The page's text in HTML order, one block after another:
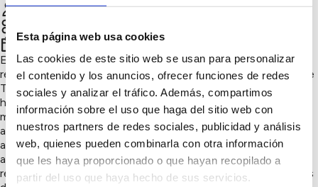
Esta página web usa cookies
Las cookies de este sitio web se usan para personalizar
el contenido y los anuncios, ofrecer funciones de redes
sociales y analizar el tráfico. Además, compartimos
información sobre el uso que haga del sitio web con
nuestros partners de redes sociales, publicidad y análisis
web, quienes pueden combinarla con otra información
que les haya proporcionado o que hayan recopilado a
partir del uso que haya hecho de sus servicios.
Comunicación Apadrinaunolivo.org
Chatear
4º trimestre 2023
El propósito en Apadrinaunolivo.org nace con el fin de
recuperar 100.000 olivos abandonados en Oliete, provincia de
Teruel. Debido al éxodo rural actualmente cuenta con 360
habitantes. El propósito de desarrollo rural se basa en un
modelo innovador, solidario, social y sostenible, como es el
apadrinamiento de esos olivares. Con los 60€ de donación
anual de las casi 7.000 madrinas y padrinos que nos han
apoyado en estos 9 años hemos logrado son 16.000 olivos
recuperados; 27 familias empleadas; 6,9 millones de toneladas